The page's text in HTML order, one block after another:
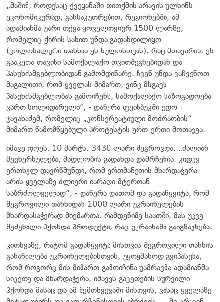
„მაშინ, როდესაც ქვეყანაში თითქმის არავის ულხინს
ეკონომიკურად, განსაკუთრებით, რეგიონებში, ამ
ადამიანმა უარი თქვა ყოველთვიურ 1500 ლარზე,
რომელიც ქირის სახით უნდა გადახდილიყო
(კოლოსალური თანხაა ეს ხულოსთვის). რაც მთავარია, ეს
გააკეთა თავისი სამოქალაქო თვითშეგნებიდან და
პასუხისმგებლობიდან გამომდინარე. ჩვენ უნდა ვაჩვენოთ
მაგალითი, რომ ყველას მიმართ, ვინც მსგავს
პასუხისმგებლობას გამოიჩენს, სამოქალაქო საზოგადოება
ვართ სოლიდარული“, - დაწერა ფეისბუკში ედო
ჯავახაძემ, რომელიც „კონსერვატიული მოძრაობის“
მიმართ წამომწყებული პროტესტის ერთ-ერთი მოთავეა.
იმავე დღეს, 10 მარტს, 3430 ლარი შეგროვდა. „ძალიან
მეუხერხულება, მადლობის გადახდა დამრჩენია. კიდევ
ერთხელ დავრწმუნდი, რომ ერთმანეთის მხარდაჭერა
არის ყველაზე ძლიერი იარაღი მტერთან
საბრძოლველად“, - დაწერა დათომ და გადაწყვიტა, რომ
შეგროვილი თანხიდან 1000 ლარი უკრაინელების
მხარდასაჭერად მიემართა. რამდენიმე საათში, მას უკვე
შეძენილი ჰქონდა პროდუქტი, რაც უკრაინაში გაიგზავნება.
კითხვაზე, რატომ გადაწყვიტა მისთვის შეგროვილი თანხის
განაწილება უკრაინელებისთვის, უყოყმანოდ გვიპასუხა,
რომ როგორც მის მიმართ გამოიჩინა უამრავმა ადამიანმა
სიკეთე და მხარდაჭერა, იმავეს გაკეთების სურვილი
ჰქონდა მასაც და ამ შემთხვევაში მისთვის, ვისაც ყველაზე